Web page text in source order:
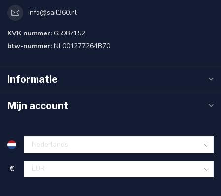
info@sail360.nl
KVK nummer: 65987152
btw-nummer: NL001277264B70
Informatie
Mijn account
€